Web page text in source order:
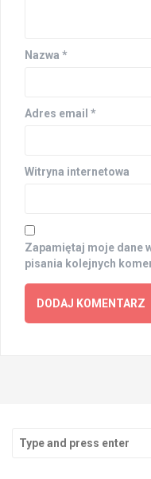
Nazwa *
Adres email *
Witryna internetowa
Zapamiętaj moje dane
pisania kolejnych
for: